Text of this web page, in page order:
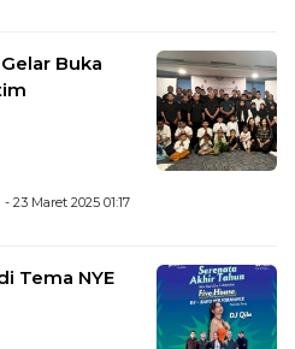
Buka
- 23 Maret 2025 01:17
Tema NYE